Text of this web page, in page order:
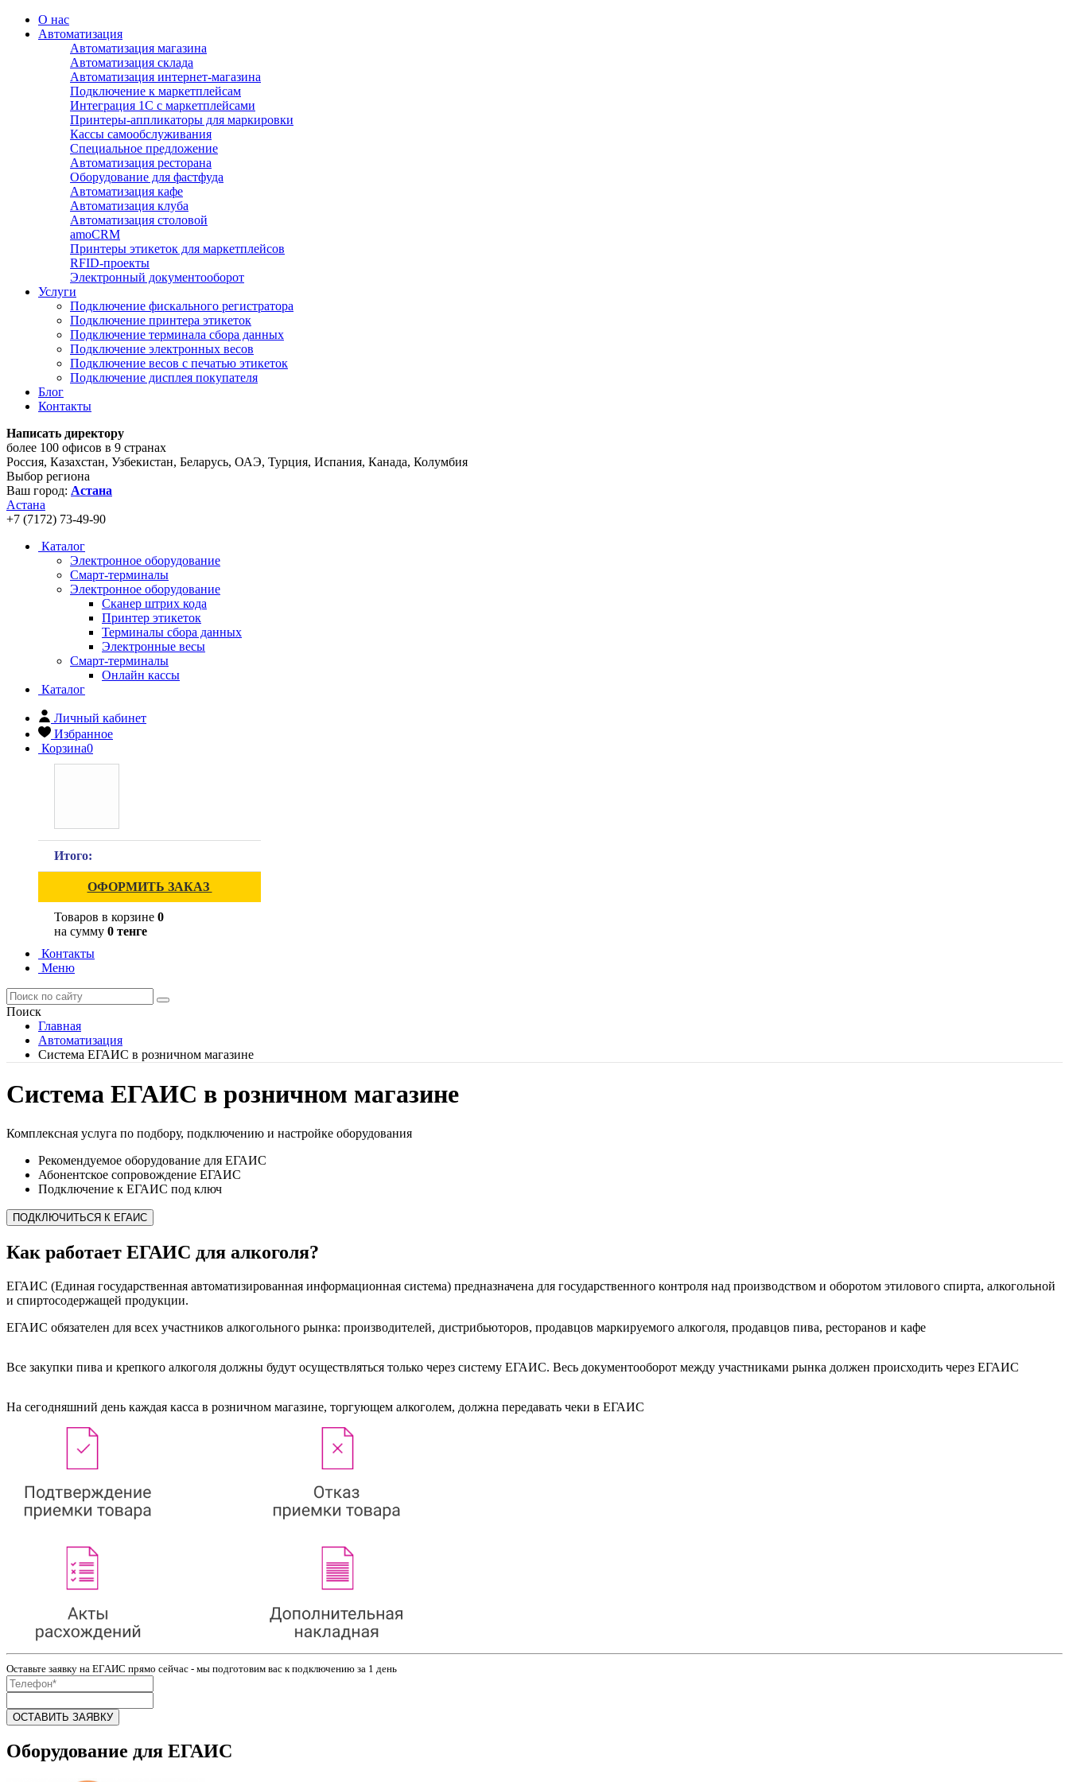
О нас
Автоматизация
Автоматизация магазина
Автоматизация склада
Автоматизация интернет-магазина
Подключение к маркетплейсам
Интеграция 1С с маркетплейсами
Принтеры-аппликаторы для маркировки
Кассы самообслуживания
Специальное предложение
Автоматизация ресторана
Оборудование для фастфуда
Автоматизация кафе
Автоматизация клуба
Автоматизация столовой
amoCRM
Принтеры этикеток для маркетплейсов
RFID-проекты
Электронный документооборот
Услуги
Подключение фискального регистратора
Подключение принтера этикеток
Подключение терминала сбора данных
Подключение электронных весов
Подключение весов с печатью этикеток
Подключение дисплея покупателя
Блог
Контакты
Написать директору
более 100 офисов в 9 странах
Россия, Казахстан, Узбекистан, Беларусь, ОАЭ, Турция, Испания, Канада, Колумбия
Выбор региона
Ваш город: Астана
Астана
+7 (7172) 73-49-90
Каталог
Электронное оборудование
Смарт-терминалы
Электронное оборудование
Сканер штрих кода
Принтер этикеток
Терминалы сбора данных
Электронные весы
Смарт-терминалы
Онлайн кассы
Каталог
Личный кабинет
Избранное
Корзина0
Итого:
ОФОРМИТЬ ЗАКАЗ
Товаров в корзине 0
на сумму 0 тенге
Контакты
Меню
Поиск
Главная
Автоматизация
Система ЕГАИС в розничном магазине
Система ЕГАИС в розничном магазине
Комплексная услуга по подбору, подключению и настройке оборудования
Рекомендуемое оборудование для ЕГАИС
Абонентское сопровождение ЕГАИС
Подключение к ЕГАИС под ключ
ПОДКЛЮЧИТЬСЯ К ЕГАИС
Как работает ЕГАИС для алкоголя?
ЕГАИС (Единая государственная автоматизированная информационная система) предназначена для государственного контроля над производством и оборотом этилового спирта, алкогольной
и спиртосодержащей продукции.
ЕГАИС обязателен для всех участников алкогольного рынка: производителей, дистрибьюторов, продавцов маркируемого алкоголя, продавцов пива, ресторанов и кафе
Все закупки пива и крепкого алкоголя должны будут осуществляться только через систему ЕГАИС. Весь документооборот между участниками рынка должен происходить через ЕГАИС
На сегодняшний день каждая касса в розничном магазине, торгующем алкоголем, должна передавать чеки в ЕГАИС
Оставьте заявку на ЕГАИС прямо сейчас - мы подготовим вас к подключению за 1 день
Оборудование для ЕГАИС